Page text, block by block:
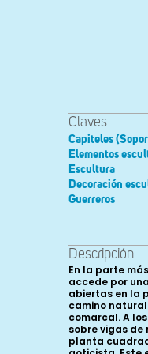
Claves
Capiteles
Elementos
Escultura
Decoración
Guerreros
Descripción
En la parte más elevada de El Frago, en una zona conocida como el Fosal, se levanta la iglesia parroquial de San Nicolás de Bari. Forma parte de un conjunto fortificado al que se accede por una portada abierta en arco de medio punto, en el lado sur. Su enclave da pistas sobre su función defensiva, idea reforzada, en palabras de Guitart, por las saeteras abiertas en la parte alta de la nave y del ábside. No es extraño encontrar este conjunto en esta población, ya que El Frago fue una avanzada de Biel hacia el Sur, siguiendo el camino natural formado por el valle del río Arba. La fábrica original románica fue reformada a lo largo de la primera mitad del siglo XVI, al igual que otras muchas de este territorio comarcal. A los pies se añadió una torre, en el lado norte una capilla lateral y en el lado sur otra capilla y el espacio